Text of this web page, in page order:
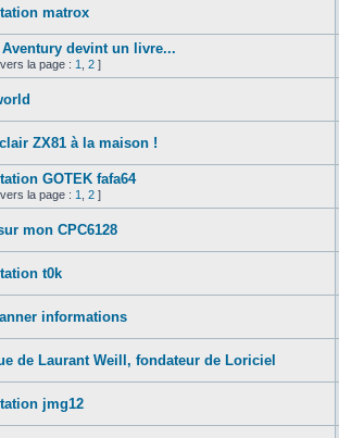
matrox
devint un livre...
la page : 1 2 ]
ZX81 à la maison !
GOTEK fafa64
la page : 1 2 ]
mon CPC6128
t0k
informations
de Laurant Weill, fondateur de Loriciel
jmg12